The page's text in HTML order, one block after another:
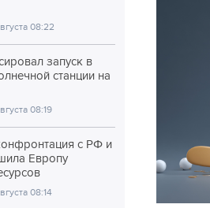
08:22
запуск в
станции на
08:19
с РФ и
Европу
08:14